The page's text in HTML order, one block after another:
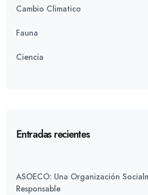
Cambio Climatico
Fauna
Ciencia
Entradas recientes
ASOECO: Una Organización
Responsable